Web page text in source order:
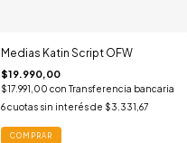
Medias Katin Script OFW
$19.990,00
$17.991,00 con Transferencia bancaria
6 cuotas sin interés de $3.331,67
COMPRAR